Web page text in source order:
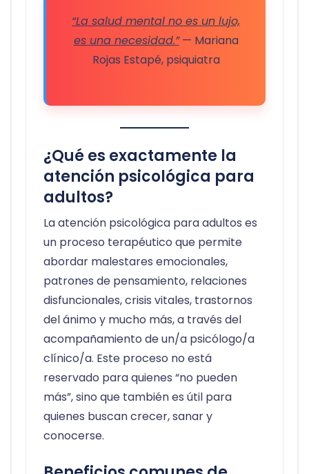
“La salud mental no es un lujo,
es una necesidad.”— Mariana
Rojas Estapé, psiquiatra
¿Qué es exactamente la
atención psicológica para
adultos?
La atención psicológica para adultos es
un proceso terapéutico que permite
abordar malestares emocionales,
patrones de pensamiento, relaciones
disfuncionales, crisis vitales, trastornos
del ánimo y mucho más, a través del
acompañamiento de un/a psicólogo/a
clínico/a. Este proceso no está
reservado para quienes “no pueden
más”, sino que también es útil para
quienes buscan crecer, sanar y
conocerse.